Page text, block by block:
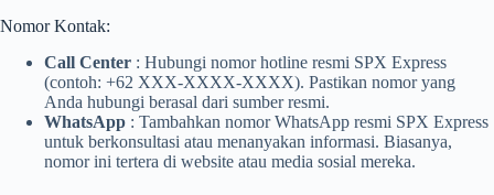
Nomor Kontak:
Call Center : Hubungi nomor hotline resmi SPX Express
(contoh: +62 XXX-XXXX-XXXX). Pastikan nomor yang
Anda hubungi berasal dari sumber resmi.
WhatsApp : Tambahkan nomor WhatsApp resmi SPX Express
untuk berkonsultasi atau menanyakan informasi. Biasanya,
nomor ini tertera di website atau media sosial mereka.